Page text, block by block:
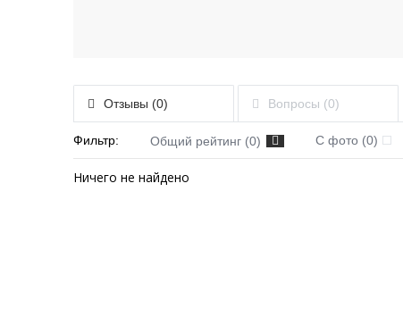
Отзывы (0) Вопросы (0)
Фильтр: Общий рейтинг (0) С фото (0)
Ничего не найдено